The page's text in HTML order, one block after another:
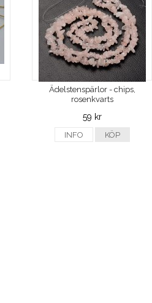
Ädelstenspärlor - chips,
rosenkvarts
59 kr
INFO KÖP